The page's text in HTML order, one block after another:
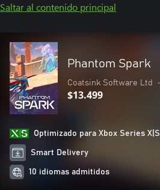
Saltar al contenido principal
Phantom Spark
Coatsink Software Ltd •
$13.499
Optimizado para Xbox Series X|S
Smart Delivery
10 idiomas admitidos